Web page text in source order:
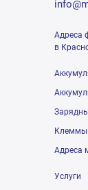
Адреса
в
Клеммы
Адреса
Услуги